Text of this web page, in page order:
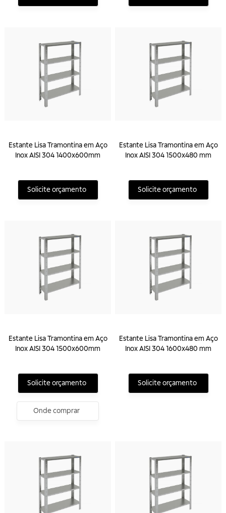
Estante Lisa Tramontina em Aço
Inox AISI 304 1400x600mm
Solicite orçamento
Estante Lisa Tramontina em Aço
Inox AISI 304 1500x480 mm
Solicite orçamento
Estante Lisa Tramontina em Aço
Inox AISI 304 1500x600mm
Solicite orçamento
Onde comprar
Estante Lisa Tramontina em Aço
Inox AISI 304 1600x480 mm
Solicite orçamento